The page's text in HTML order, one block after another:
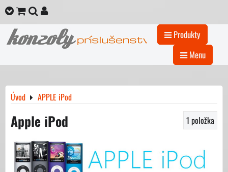
Produkty
Menu
Úvod APPLE iPod
Apple iPod 1 položka